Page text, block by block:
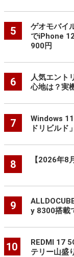
5
ゲオモバイ
でiPhone
900円
6
人気エント
心地は？実
7
Windows
ドリビルド
8 【2026年8
9
y 8300搭載
10
REDMI 17
テリー山盛